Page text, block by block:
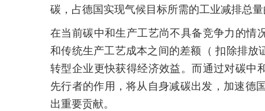
碳，占德国实现气候目标所需的工业减排总
在当前碳中和生产工艺尚不具备竞争力的情
和传统生产工艺成本之间的差额（ 扣除排
转型企业更快获得经济效益。而通过对碳中
先行者的作用，将从自身减碳出发，加速德
出重要贡献。